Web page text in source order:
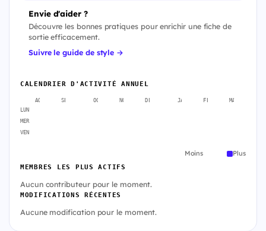
Envie d'aider ?
Découvre les bonnes pratiques pour enrichir une fiche de
sortie efficacement.
Suivre le guide de style →
CALENDRIER D'ACTIVITÉ ANNUEL
AOÛT SEPT. OCT. NOV. DÉC. JANV. FÉVR. MARS
LUN
MER
VEN
Moins Plus
MEMBRES LES PLUS ACTIFS
Aucun contributeur pour le moment.
MODIFICATIONS RÉCENTES
Aucune modification pour le moment.